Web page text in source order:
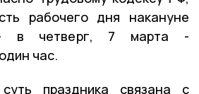
рабочего дня накануне
- в четверг, 7 марта -
час.
праздника связана с